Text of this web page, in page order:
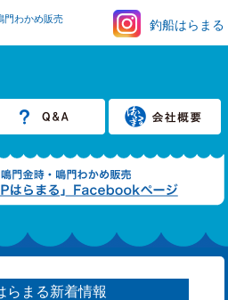
門わかめ販売 釣船はらまる
らまる新着情報